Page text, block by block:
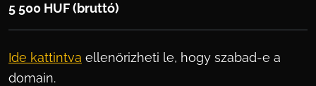
5 500 HUF (bruttó)
Ide kattintva ellenőrizheti le, hogy szabad-e a
domain.